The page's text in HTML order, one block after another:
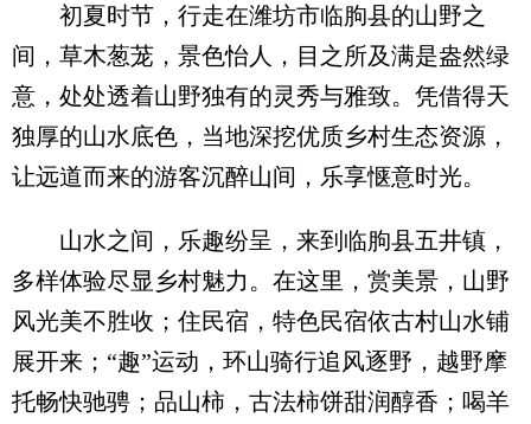
初夏时节，行走在潍坊市临朐县的山野之
间，草木葱茏，景色怡人，目之所及满是盎然绿
意，处处透着山野独有的灵秀与雅致。凭借得天
独厚的山水底色，当地深挖优质乡村生态资源，
让远道而来的游客沉醉山间，乐享惬意时光。
山水之间，乐趣纷呈，来到临朐县五井镇，
多样体验尽显乡村魅力。在这里，赏美景，山野
风光美不胜收；住民宿，特色民宿依古村山水铺
展开来；“趣”运动，环山骑行追风逐野，越野摩
托畅快驰骋；品山柿，古法柿饼甜润醇香；喝羊